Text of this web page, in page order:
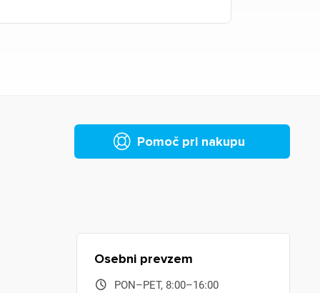
Pomoč pri nakupu
Osebni prevzem
PON–PET, 8:00–16:00